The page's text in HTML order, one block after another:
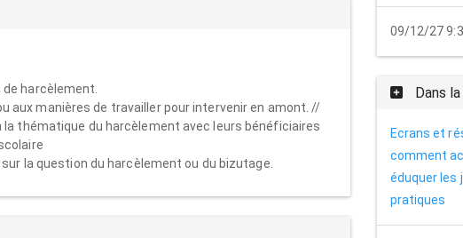
harcèlement.
aux manières de travailler pour intervenir en amont. //
thématique du harcèlement avec leurs bénéficiaires
la question du harcèlement ou du bizutage.
09/12/27
Dans
Ecrans et
comment
éduquer les
pratiques